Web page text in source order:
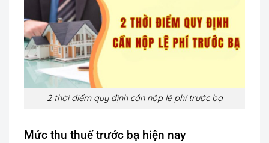
2 thời điểm quy định cần nộp lệ phí trước bạ
Mức thu thuế trước bạ hiện nay